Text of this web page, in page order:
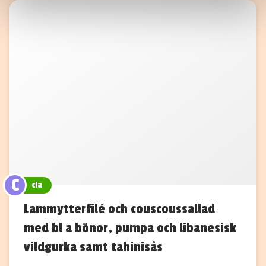
C cia
Lammytterfilé och couscoussallad
med bl a bönor, pumpa och libanesisk
vildgurka samt tahinisås